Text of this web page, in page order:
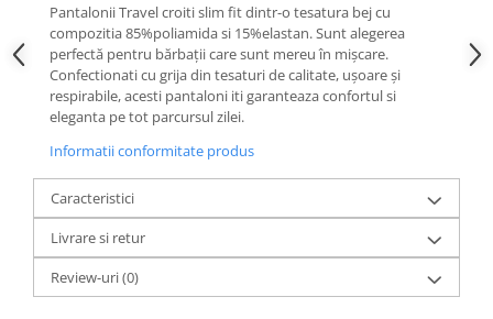
Pantalonii Travel croiti slim fit dintr-o tesatura bej cu
compozitia 85%poliamida si 15%elastan. Sunt alegerea
perfectă pentru bărbații care sunt mereu în mișcare.
Confectionati cu grija din tesaturi de calitate, ușoare și
respirabile, acesti pantaloni iti garanteaza confortul si
eleganta pe tot parcursul zilei.
Informatii conformitate produs
Caracteristici
Livrare si retur
Review-uri(0)